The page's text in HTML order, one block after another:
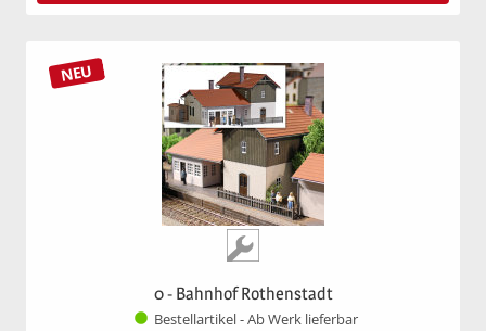
NEU
0 - Bahnhof Rothenstadt
Bestellartikel - Ab Werk lieferbar